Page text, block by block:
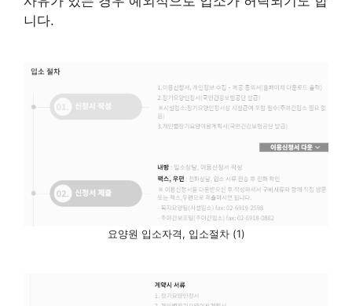
니다.
요양원 입소자격, 입소절차 (1)